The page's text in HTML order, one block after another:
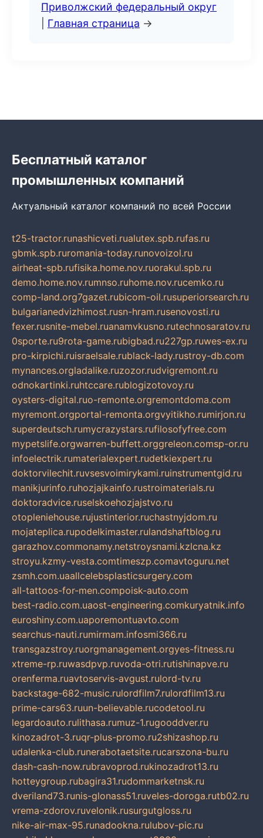
Приволжский федеральный округ
Главная страница →
Бесплатный каталог
промышленных компаний
Актуальный каталог компаний по всей России
t25-tractor.runashicveti.rualutex.spb.rufas.ru
gbmk.spb.ruromania-today.runovoizol.ru
airheat-spb.rufisika.home.nov.ruorakul.spb.ru
demo.home.nov.rumnso.ruhome.nov.rucemko.ru
comp-land.org7gazet.rubicom-oil.rusuperiorsearch.ru
bulgarianedvizhimost.rusn-hram.rusenovosti.ru
fexer.rusnite-mebel.ruanamvkusno.rutechnosaratov.ru
0sporte.ru9rota-game.rubigbad.ru227gp.ruwes-ex.ru
pro-kirpichi.ruisraelsale.rublack-lady.rustroy-db.com
mynances.orgladalike.ruzozor.rudvigremont.ru
odnokartinki.ruhtccare.rublogizotovoy.ru
oysters-digital.ruo-remonte.orgremontdoma.com
myremont.orgportal-remonta.orgvyitikho.rumirjon.ru
superdeutsch.rumycrazystars.rufilosofyfree.com
mypetslife.orgwarren-buffett.orggreleon.comsp-or.ru
infoelectrik.rumaterialexpert.rudetkiexpert.ru
doktorvilechit.ruvsesvoimirykami.ruinstrumentgid.ru
manikjurinfo.ruhozjajkainfo.rustroimaterials.ru
doktoradvice.ruselskoehozjajstvo.ru
otopleniehouse.rujustinterior.ruchastnyjdom.ru
mojateplica.rupodelkimaster.rulandshaftblog.ru
garazhov.commonamy.netstroysnami.kzlcna.kz
stroyu.kzmy-vesta.comtimeszp.comavtoguru.net
zsmh.com.uaallcelebsplasticsurgery.com
all-tattoos-for-men.compoisk-auto.com
best-radio.com.uaost-engineering.comkuryatnik.info
euroshiny.com.uaporemontuavto.com
searchus-nauti.rumirmam.infosmi366.ru
transgazstroy.ruorgmanagement.orgyes-fitness.ru
xtreme-rp.ruwasdpvp.ruvoda-otri.rutishinapve.ru
orenferma.ruavtoservis-avgust.rulord-tv.ru
backstage-682-music.rulordfilm7.rulordfilm13.ru
prime-cars63.ruun-believable.rucodetool.ru
legardoauto.rulithasa.rumuz-1.rugooddver.ru
kinozadrot-3.ruqr-plus-promo.ru2shizashop.ru
udalenka-club.runerabotaetsite.rucarszona-bu.ru
dash-cash-now.rubravoprod.rukinozadrot13.ru
hotteygroup.rubagira31.rudommarketnsk.ru
dveriland73.runis-glonass51.ruveles-doroga.rutb02.ru
vrema-zdorov.ruvelonik.rusurgutgloss.ru
nike-air-max-95.runadookna.rulubov-pic.ru